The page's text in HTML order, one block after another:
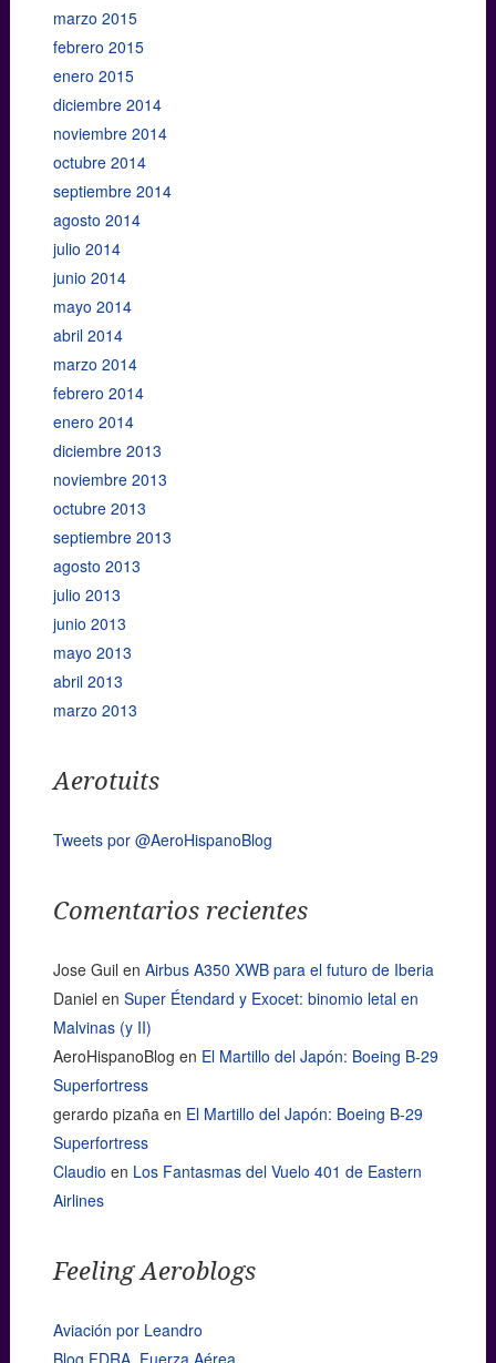
marzo 2015
febrero 2015
enero 2015
diciembre 2014
noviembre 2014
octubre 2014
septiembre 2014
agosto 2014
julio 2014
junio 2014
mayo 2014
abril 2014
marzo 2014
febrero 2014
enero 2014
diciembre 2013
noviembre 2013
octubre 2013
septiembre 2013
agosto 2013
julio 2013
junio 2013
mayo 2013
abril 2013
marzo 2013
Aerotuits
Tweets por @AeroHispanoBlog
Comentarios recientes
Jose Guil en Airbus A350 XWB para el futuro de Iberia
Daniel en Super Étendard y Exocet: binomio letal en
Malvinas (y II)
AeroHispanoBlog en El Martillo del Japón: Boeing B-29
Superfortress
gerardo pizañaen El Martillo del Japón: Boeing B-29
Superfortress
Claudio en Los Fantasmas del Vuelo 401 de Eastern
Airlines
Feeling Aeroblogs
Aviación por Leandro